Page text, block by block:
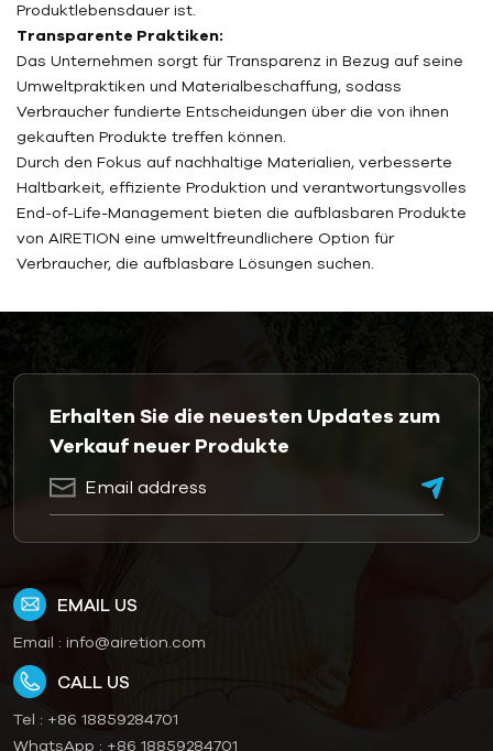
Produktlebensdauer ist.
Transparente Praktiken:
Das Unternehmen sorgt für Transparenz in Bezug auf seine
Umweltpraktiken und Materialbeschaffung, sodass
Verbraucher fundierte Entscheidungen über die von ihnen
gekauften Produkte treffen können.
Durch den Fokus auf nachhaltige Materialien, verbesserte
Haltbarkeit, effiziente Produktion und verantwortungsvolles
End-of-Life-Management bieten die aufblasbaren Produkte
von AIRETION eine umweltfreundlichere Option für
Verbraucher, die aufblasbare Lösungen suchen.
Erhalten Sie die neuesten Updates zum
Verkauf neuer Produkte
EMAIL US
Email : info@airetion.com
CALL US
Tel : +86 18859284701
WhatsApp : +86 18859284701